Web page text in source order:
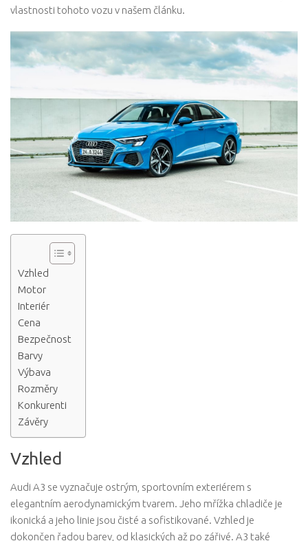
vlastnosti tohoto vozu v našem článku.
Vzhled
Motor
Interiér
Cena
Bezpečnost
Barvy
Výbava
Rozměry
Konkurenti
Závěry
Vzhled
Audi A3 se vyznačuje ostrým, sportovním exteriérem s
elegantním aerodynamickým tvarem. Jeho mřížka chladiče je
ikonická a jeho linie jsou čisté a sofistikované. Vzhled je
dokončen řadou barev, od klasických až po zářivé. A3 také